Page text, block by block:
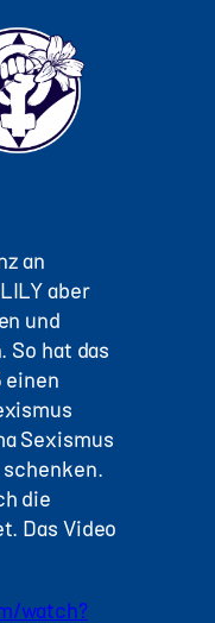
an
aber
und
So hat das
einen
Sexismus
schenken.
die
Das Video
watch?